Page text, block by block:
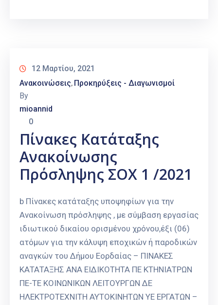
12 Μαρτίου, 2021
Ανακοινώσεις‚ Προκηρύξεις - Διαγωνισμοί
By
mioannid
0
Πίνακες Κατάταξης
Ανακοίνωσης
Πρόσληψης ΣΟΧ 1 /2021
b Πίνακες κατάταξης υποψηφίων για την
Ανακοίνωση πρόσληψης , με σύμβαση εργασίας
ιδιωτικού δικαίου ορισμένου χρόνου,έξι (06)
ατόμων για την κάλυψη εποχικών ή παροδικών
αναγκών του Δήμου Εορδαίας – ΠΙΝΑΚΕΣ
ΚΑΤΑΤΑΞΗΣ ΑΝΑ ΕΙΔΙΚΟΤΗΤΑ ΠΕ ΚΤΗΝΙΑΤΡΩΝ
ΠΕ-ΤΕ ΚΟΙΝΩΝΙΚΩΝ ΛΕΙΤΟΥΡΓΩΝ ΔΕ
ΗΛΕΚΤΡΟΤΕΧΝΙΤΗ ΑΥΤΟΚΙΝΗΤΩΝ ΥΕ ΕΡΓΑΤΩΝ –